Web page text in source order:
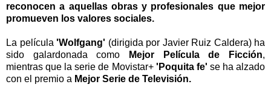
reconocen a aquellas obras y profesionales que mejor
promueven los valores sociales.
La película 'Wolfgang' (dirigida por Javier Ruiz Caldera) ha
sido galardonada como
Mejor Película de Ficción,
mientras que la serie de Movistar+ 'Poquita fe' se ha alzado
con el premio a Mejor Serie de Televisión.